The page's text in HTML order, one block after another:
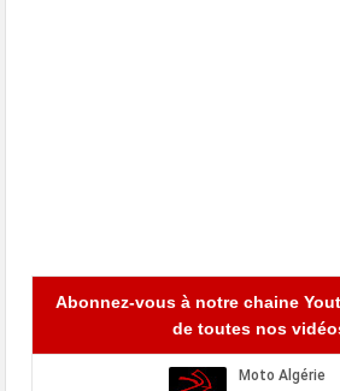
Abonnez-vous à notre chaine
de toutes nos